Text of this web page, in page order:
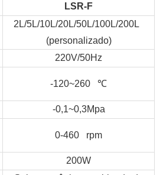
LSR-F
2L/5L/10L/20L/50L/100L/200L
(personalizado)
220V/50Hz
-120~260 ℃
-0,1~0,3Mpa
0-460 rpm
200W